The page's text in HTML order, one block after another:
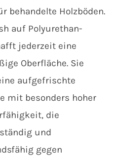
behandelte Holzböden.
auf Polyurethan-
jederzeit eine
Oberfläche. Sie
aufgefrischte
mit besonders hoher
die
und
gegen